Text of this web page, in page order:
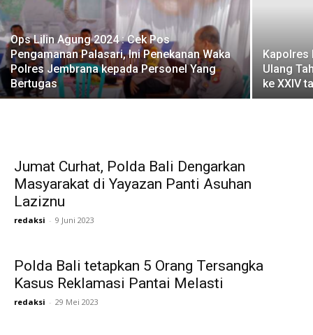
Ops Lilin Agung 2024 : Cek Pos
Pengamanan Palasari, Ini Penekanan Waka
Polres Jembrana kepada Personel Yang
Bertugas
Kapolres
Ulang
ke XXIV
Jumat Curhat, Polda Bali Dengarkan
Masyarakat di Yayazan Panti Asuhan
Laziznu
redaksi - 9 Juni 2023
Polda Bali tetapkan 5 Orang Tersangka
Kasus Reklamasi Pantai Melasti
redaksi - 29 Mei 2023